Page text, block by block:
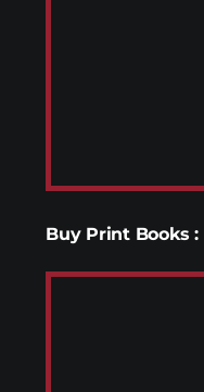
Buy Print Books :